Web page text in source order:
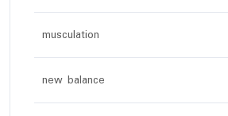
musculation
new balance